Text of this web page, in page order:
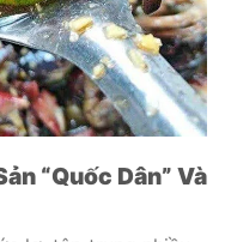
“Quốc Dân” Và